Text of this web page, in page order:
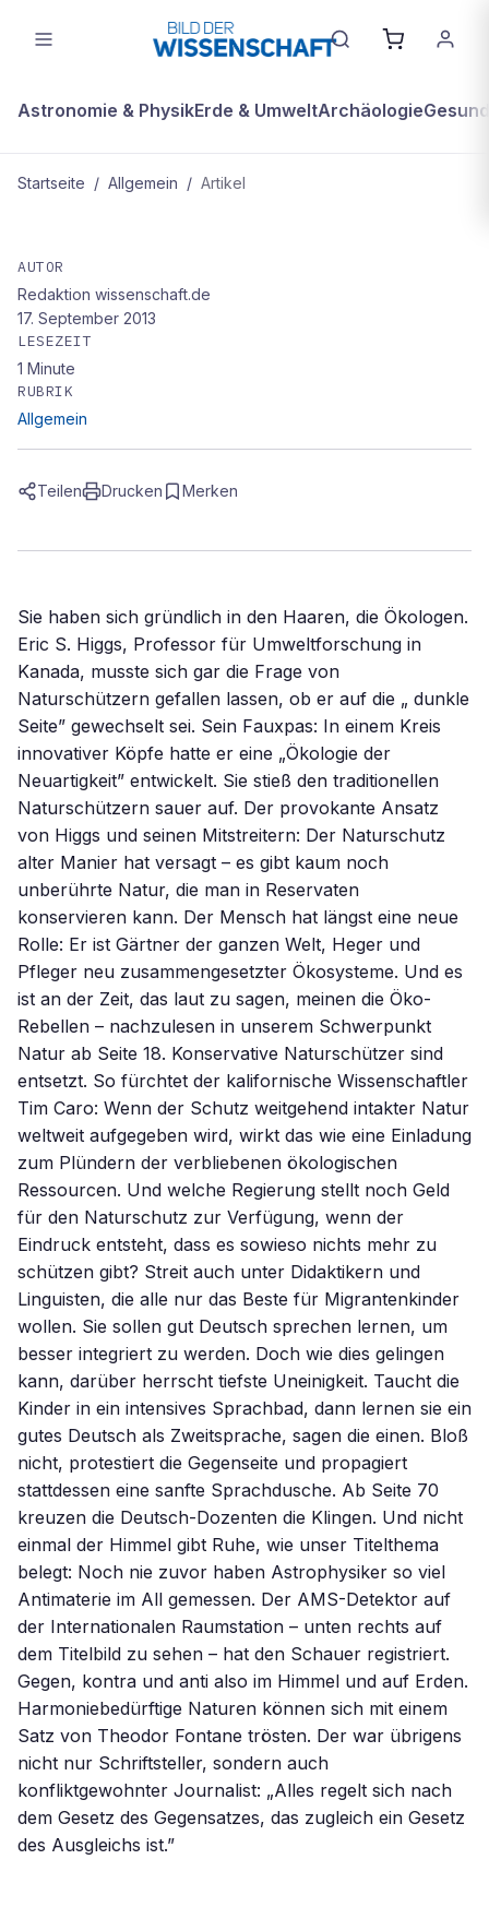
Astronomie & PhysikErde & UmweltArchäologie
Startseite / Allgemein / Artikel
Nichts als Gegensätze
AUTOR
Redaktion wissenschaft.de
17. September 2013
LESEZEIT
1 Minute
RUBRIK
Allgemein
Teilen Drucken Merken
Sie haben sich gründlich in den Haaren, die Ökologen.
Eric S. Higgs, Professor für Umweltforschung in
Kanada, musste sich gar die Frage von
Naturschützern gefallen lassen, ob er auf die „ dunkle
Seite” gewechselt sei. Sein Fauxpas: In einem Kreis
innovativer Köpfe hatte er eine „Ökologie der
Neuartigkeit” entwickelt. Sie stieß den traditionellen
Naturschützern sauer auf. Der provokante Ansatz
von Higgs und seinen Mitstreitern: Der Naturschutz
alter Manier hat versagt – es gibt kaum noch
unberührte Natur, die man in Reservaten
konservieren kann. Der Mensch hat längst eine neue
Rolle: Er ist Gärtner der ganzen Welt, Heger und
Pfleger neu zusammengesetzter Ökosysteme. Und es
ist an der Zeit, das laut zu sagen, meinen die Öko-
Rebellen – nachzulesen in unserem Schwerpunkt
Natur ab Seite 18. Konservative Naturschützer sind
entsetzt. So fürchtet der kalifornische Wissenschaftler
Tim Caro: Wenn der Schutz weitgehend intakter Natur
weltweit aufgegeben wird, wirkt das wie eine Einladung
zum Plündern der verbliebenen ökologischen
Ressourcen. Und welche Regierung stellt noch Geld
für den Naturschutz zur Verfügung, wenn der
Eindruck entsteht, dass es sowieso nichts mehr zu
schützen gibt? Streit auch unter Didaktikern und
Linguisten, die alle nur das Beste für Migrantenkinder
wollen. Sie sollen gut Deutsch sprechen lernen, um
besser integriert zu werden. Doch wie dies gelingen
kann, darüber herrscht tiefste Uneinigkeit. Taucht die
Kinder in ein intensives Sprachbad, dann lernen sie ein
gutes Deutsch als Zweitsprache, sagen die einen. Bloß
nicht, protestiert die Gegenseite und propagiert
stattdessen eine sanfte Sprachdusche. Ab Seite 70
kreuzen die Deutsch-Dozenten die Klingen. Und nicht
einmal der Himmel gibt Ruhe, wie unser Titelthema
belegt: Noch nie zuvor haben Astrophysiker so viel
Antimaterie im All gemessen. Der AMS-Detektor auf
der Internationalen Raumstation – unten rechts auf
dem Titelbild zu sehen – hat den Schauer registriert.
Gegen, kontra und anti also im Himmel und auf Erden.
Harmoniebedürftige Naturen können sich mit einem
Satz von Theodor Fontane trösten. Der war übrigens
nicht nur Schriftsteller, sondern auch
konfliktgewohnter Journalist: „Alles regelt sich nach
dem Gesetz des Gegensatzes, das zugleich ein Gesetz
des Ausgleichs ist.”